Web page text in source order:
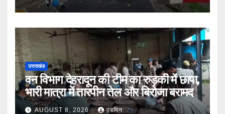
उत्तराखंड
वन विभाग देहरादून की टीम का रुड़की में छापा,
भारी मात्रा में तारपीन तेल और बिरोजा बरामद
AUGUST 8, 2026 एडमिन